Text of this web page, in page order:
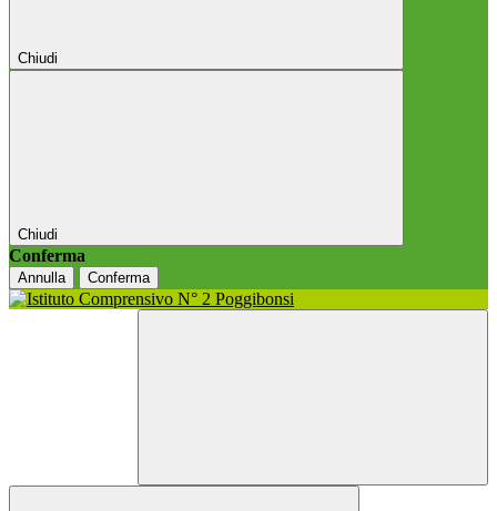
Chiudi
Chiudi
Conferma
Annulla Conferma